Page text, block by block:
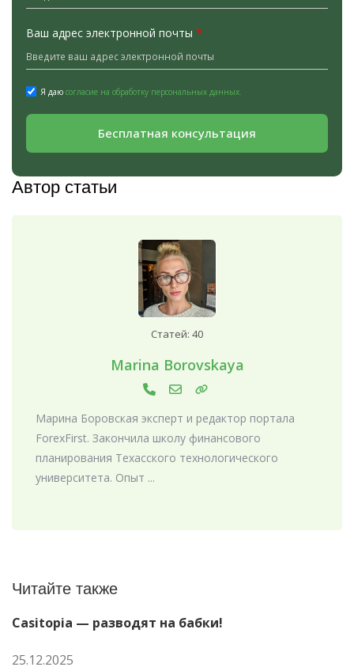
Ваш адрес электронной почты *
Я даю согласие на обработку персональных данных.
Бесплатная консультация
Автор статьи
Статей: 40
Marina Borovskaya
Марина Боровская эксперт и редактор портала
ForexFirst. Закончила школу финансового
планирования Техасского технологического
университета. Опыт ...
Читайте также
Casitopia — разводят на бабки!
25.12.2025